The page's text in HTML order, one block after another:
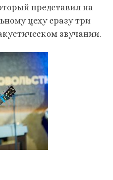
представил на
цеху сразу три
звучании.